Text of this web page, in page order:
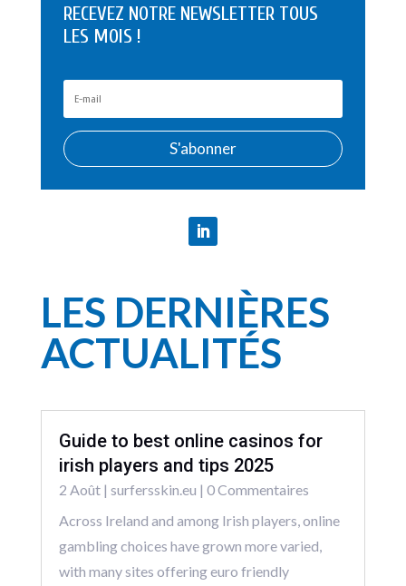
RECEVEZ NOTRE NEWSLETTER TOUS
LES MOIS !
S'abonner
LES DERNIÈRES
ACTUALITÉS
Guide to best online casinos for
irish players and tips 2025
2 Août| surfersskin.eu | 0 Commentaires
Across Ireland and among Irish players, online
gambling choices have grown more varied,
with many sites offering euro friendly